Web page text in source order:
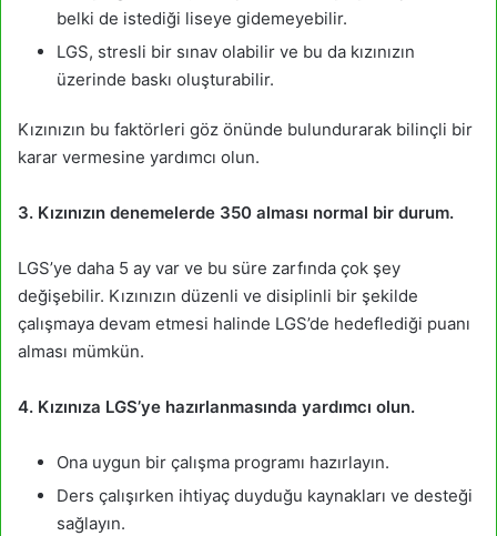
belki de istediği liseye gidemeyebilir.
LGS, stresli bir sınav olabilir ve bu da kızınızın
üzerinde baskı oluşturabilir.
Kızınızın bu faktörleri göz önünde bulundurarak bilinçli bir
karar vermesine yardımcı olun.
3. Kızınızın denemelerde 350 alması normal bir durum.
LGS’ye daha 5 ay var ve bu süre zarfında çok şey
değişebilir. Kızınızın düzenli ve disiplinli bir şekilde
çalışmaya devam etmesi halinde LGS’de hedeflediği puanı
alması mümkün.
4. Kızınıza LGS’ye hazırlanmasında yardımcı olun.
Ona uygun bir çalışma programı hazırlayın.
Ders çalışırken ihtiyaç duyduğu kaynakları ve desteği
sağlayın.